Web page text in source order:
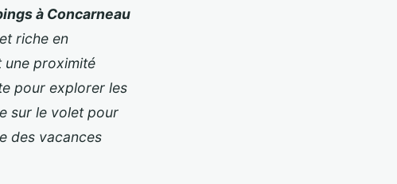
à Concarneau
riche en
une proximité
pour explorer les
sur le volet pour
des vacances